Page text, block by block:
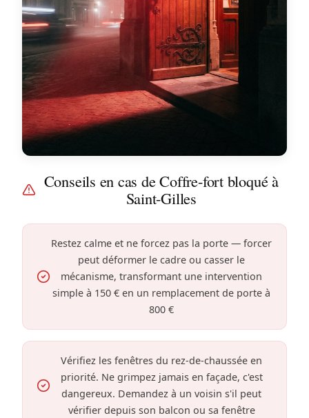
Conseils en cas de Coffre-fort bloqué à
Saint-Gilles
Restez calme et ne forcez pas la porte — forcer
peut déformer le cadre ou casser le
mécanisme, transformant une intervention
simple à 150 € en un remplacement de porte à
800 €
Vérifiez les fenêtres du rez-de-chaussée en
priorité. Ne grimpez jamais en façade, c'est
dangereux. Demandez à un voisin s'il peut
vérifier depuis son balcon ou sa fenêtre